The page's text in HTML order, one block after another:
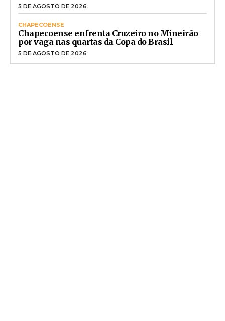
5 DE AGOSTO DE 2026
CHAPECOENSE
Chapecoense enfrenta Cruzeiro no Mineirão
por vaga nas quartas da Copa do Brasil
5 DE AGOSTO DE 2026